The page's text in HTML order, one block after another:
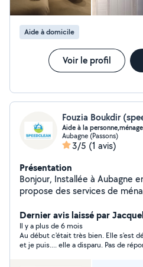
Aide à domicile
Voir le profil
Fouzia Boukdir
Aide à la personne,ménage
Aubagne (Passons)
3/5 (1 avis)
Présentation
Bonjour, Installée à Aubagne en micro-entreprise, je
propose des services de
pour : Entretien régulier de votre maison ou
appartement Ménage ponctuel ou grand nettoyage
Repassage Aide aux courses et préparation de repas
Garde d'enfant à partir de 3 ans Je m'adapte à
Dernier avis laissé par
Il y a plus de 6 mois
Au début c'était très bien. Elle s'est
et je puis.... elle a disparu. Pas de